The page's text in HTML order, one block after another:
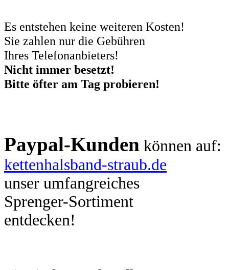
Es entstehen keine weiteren Kosten!
Sie zahlen nur die Gebühren
Ihres Telefonanbieters!
Nicht immer besetzt!
Bitte öfter am Tag probieren!
Paypal-Kunden können auf:
kettenhalsband-straub.de
unser umfangreiches
Sprenger-Sortiment
entdecken!